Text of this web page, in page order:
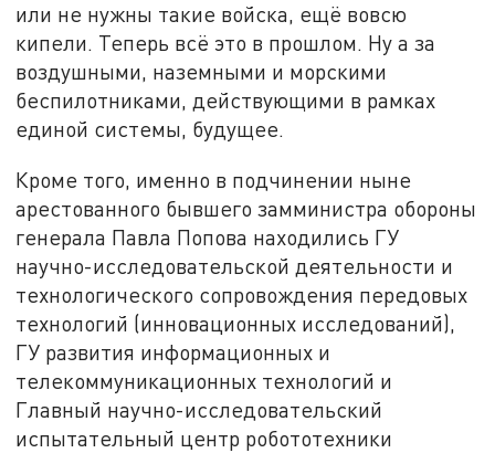
или не нужны такие войска, ещё вовсю
кипели. Теперь всё это в прошлом. Ну а за
воздушными, наземными и морскими
беспилотниками, действующими в рамках
единой системы, будущее.
Кроме того, именно в подчинении ныне
арестованного бывшего замминистра обороны
генерала Павла Попова находились ГУ
научно-исследовательской деятельности и
технологического сопровождения передовых
технологий (инновационных исследований),
ГУ развития информационных и
телекоммуникационных технологий и
Главный научно-исследовательский
испытательный центр робототехники